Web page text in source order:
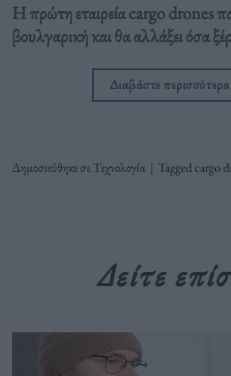
Η πρώτη εταιρεία cargo drones
βουλγαρική και θα αλλάξει όσα
Διαβάστε περισσότερα
Δημοσιεύθηκε σεΤεχνολογία | Taggedcargo
Δείτε